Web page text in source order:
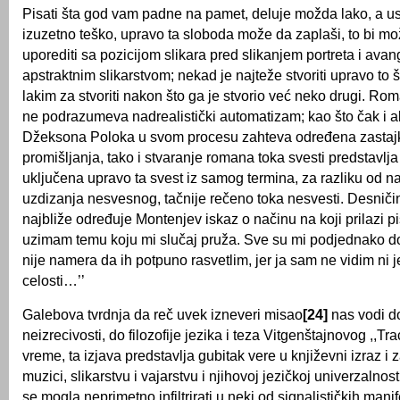
Pisati šta god vam padne na pamet, deluje možda lako, a
izuzetno teško, upravo ta sloboda može da zaplaši, to bi
uporediti sa pozicijom slikara pred slikanjem portreta i
apstraktnim slikarstvom; nekad je najteže stvoriti upravo to
lakim za stvoriti nakon što ga je stvorio već neko drugi.
ne podrazumeva nadrealistički automatizam; kao što čak i
Džeksona Poloka u svom procesu zahteva određena
promišljanja, tako i stvaranje romana toka svesti
uključena upravo ta svest iz samog termina, za razliku od
uzdizanja nesvesnog, tačnije rečeno toka nesvesti.
najbliže određuje Montenjev iskaz o načinu na koji prilazi
uzimam temu koju mi slučaj pruža. Sve su mi podjednako
nije namera da ih potpuno rasvetlim, jer ja sam ne vidim ni
celosti…’’
Galebova tvrdnja da reč uvek izneveri misao[24] nas vodi
neizrecivosti, do filozofije jezika i teza Vitgenštajnovog
vreme, ta izjava predstavlja gubitak vere u književni izraz i
muzici, slikarstvu i vajarstvu i njihovoj jezičkoj
se mogla neprimetno infiltrirati u neki od signalističkih